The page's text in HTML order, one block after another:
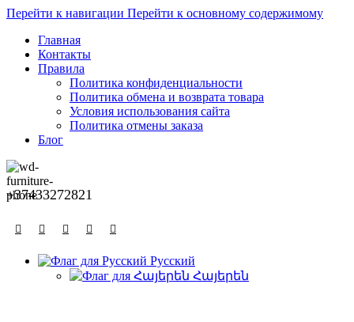
Перейти к навигации Перейти к основному содержимому
Главная
Контакты
Правила
Политика конфиденциальности
Политика обмена и возврата товара
Условия использования сайта
Политика отмены заказа
Блог
+37433272821
Русский
Հայերեն